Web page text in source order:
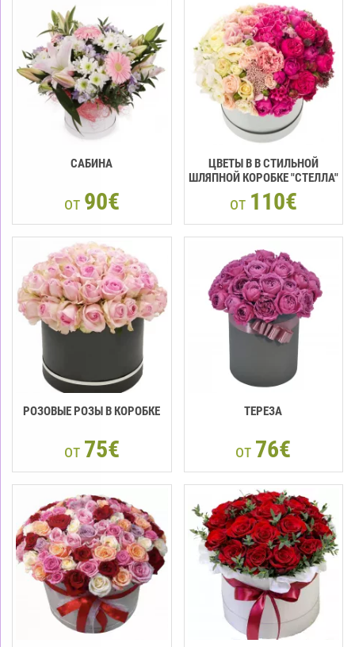
САБИНА
от 90€
ЦВЕТЫ В В СТИЛЬНОЙ
ШЛЯПНОЙ КОРОБКЕ "СТЕЛЛА"
от 110€
РОЗОВЫЕ РОЗЫ В КОРОБКЕ
от 75€
ТЕРЕЗА
от 76€